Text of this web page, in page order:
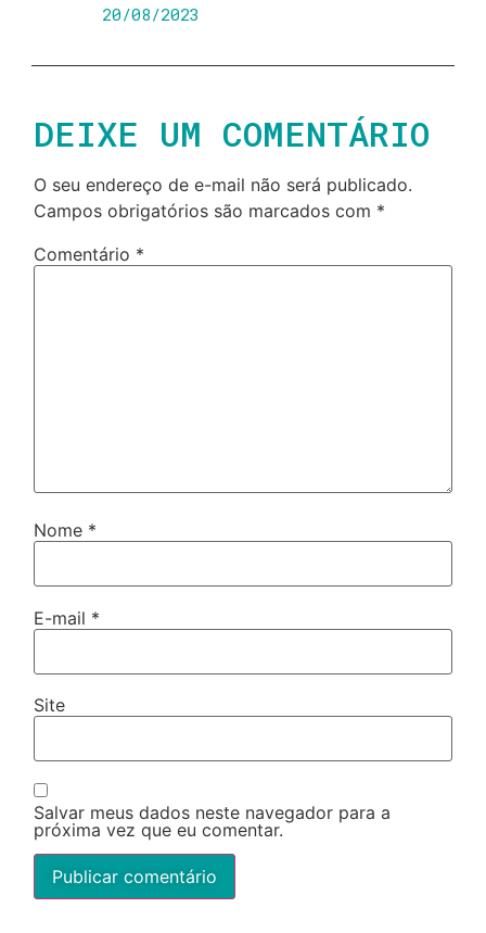
20/08/2023
DEIXE UM COMENTÁRIO
O seu endereço de e-mail não será publicado.
Campos obrigatórios são marcados com *
Comentário *
Nome *
E-mail *
Site
Salvar meus dados neste navegador para a
próxima vez que eu comentar.